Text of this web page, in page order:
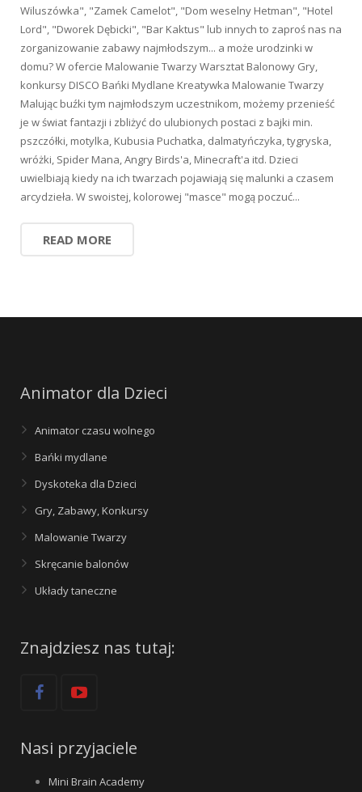
Wiluszówka", "Zamek Camelot", "Dom weselny Hetman", "Hotel
Lord", "Dworek Dębicki", "Bar Kaktus" lub innych to zaproś nas na
zorganizowanie zabawy najmłodszym... a może urodzinki w
domu? W ofercie Malowanie Twarzy Warsztat Balonowy Gry,
konkursy DISCO Bańki Mydlane Kreatywka Malowanie Twarzy
Malując buźki tym najmłodszym uczestnikom, możemy przenieść
je w świat fantazji i zbliżyć do ulubionych postaci z bajki min.
pszczółki, motylka, Kubusia Puchatka, dalmatyńczyka, tygryska,
wróżki, Spider Mana, Angry Birds'a, Minecraft'a itd. Dzieci
uwielbiają kiedy na ich twarzach pojawiają się malunki a czasem
arcydzieła. W swoistej, kolorowej "masce" mogą poczuć...
READ MORE
Animator dla Dzieci
Animator czasu wolnego
Bańki mydlane
Dyskoteka dla Dzieci
Gry, Zabawy, Konkursy
Malowanie Twarzy
Skręcanie balonów
Układy taneczne
Znajdziesz nas tutaj:
Nasi przyjaciele
Mini Brain Academy